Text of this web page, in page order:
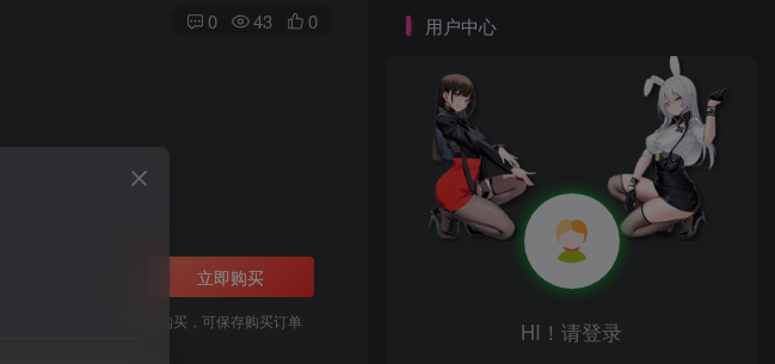
0 43 0
立即购买
当前未登录！建议登陆后购买，可保存购买订单
用户中心
HI！请登录